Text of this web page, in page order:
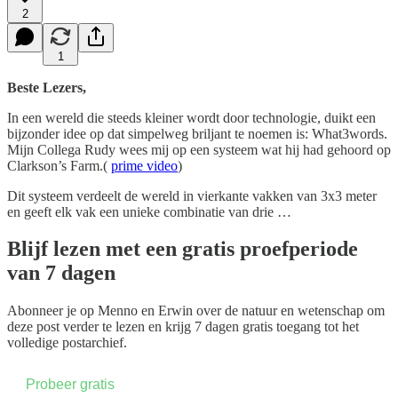
2
1
Beste Lezers,
In een wereld die steeds kleiner wordt door technologie, duikt een
bijzonder idee op dat simpelweg briljant te noemen is: What3words.
Mijn Collega Rudy wees mij op een systeem wat hij had gehoord op
Clarkson’s Farm.( prime video)
Dit systeem verdeelt de wereld in vierkante vakken van 3x3 meter
en geeft elk vak een unieke combinatie van drie …
Blijf lezen met een gratis proefperiode
van 7 dagen
Abonneer je op Menno en Erwin over de natuur en wetenschap om
deze post verder te lezen en krijg 7 dagen gratis toegang tot het
volledige postarchief.
Probeer gratis